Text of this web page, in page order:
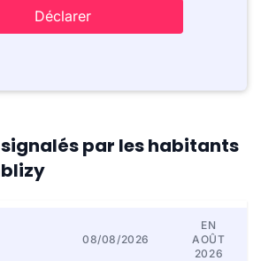
Déclarer
par les habitants
08/08/2026
EN
AOÛT
2026